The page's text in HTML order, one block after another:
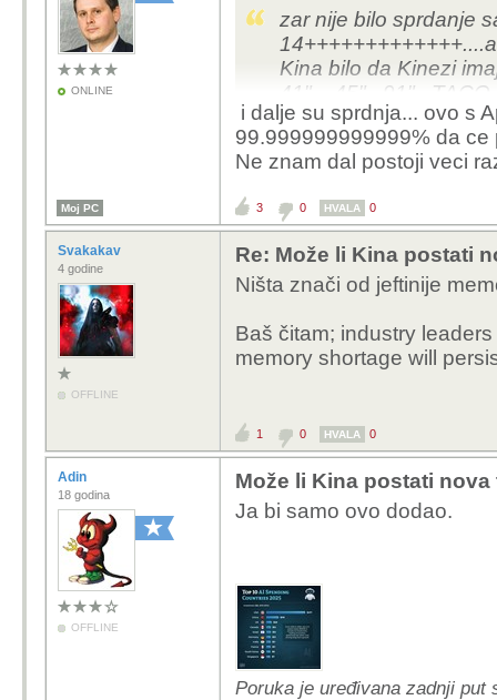
ONLINE
zar nije bilo sprdanje
Kina bilo da Kinezi
nevirovati...u ime
života na poziv
nego da se
i dalje su sprdnja... ovo s
99.999999999999% da ce
Ne znam dal postoji veci
Moj PC 3 0 HVALA 0
Svakakav
4 godine
OFFLINE
Re: Može li Kina postati
Ništa znači od jeftinije
Baš čitam; industry
memory shortage will
1 0 HVALA 0
Adin
18 godina
OFFLINE
Može li Kina postati
Ja bi samo ovo dodao.
Poruka je uređivana zadnji put